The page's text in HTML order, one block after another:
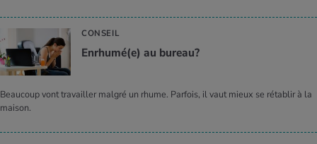
CONSEIL
Enrhumé(e) au bureau?
Beaucoup vont travailler malgré un rhume. Parfois, il vaut mieux se rétablir à la
maison.